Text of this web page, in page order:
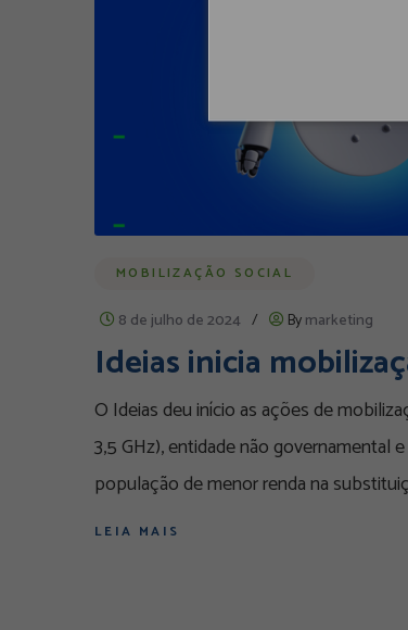
MOBILIZAÇÃO SOCIAL
8 de julho de 2024 / Bymarketing
Ideias inicia
O Ideias deu início as ações de
3,5 GHz), entidade não governamental
população de menor renda na
LEIA MAIS